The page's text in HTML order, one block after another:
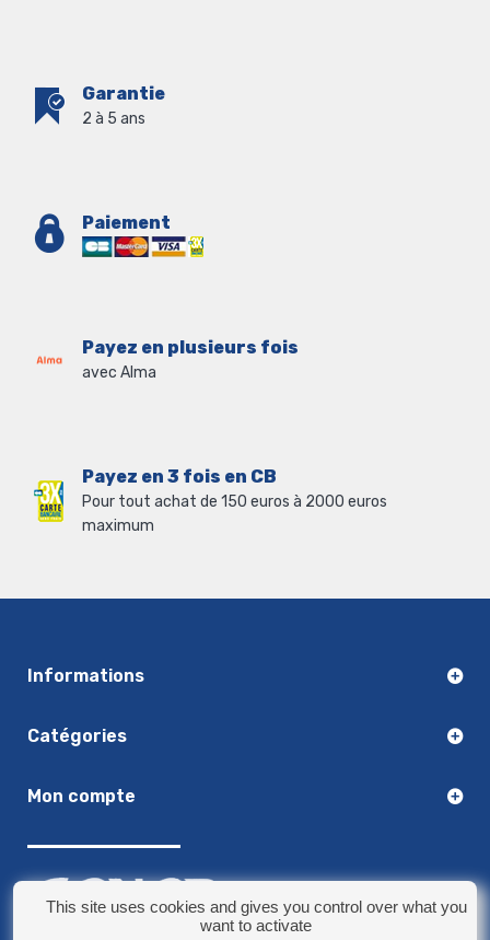
Garantie
2 à 5 ans
Paiement
Payez en plusieurs fois
avec Alma
Payez en 3 fois en CB
Pour tout achat de 150 euros à 2000 euros
maximum
Informations
Catégories
Mon compte
This site uses cookies and gives you control over what you
want to activate